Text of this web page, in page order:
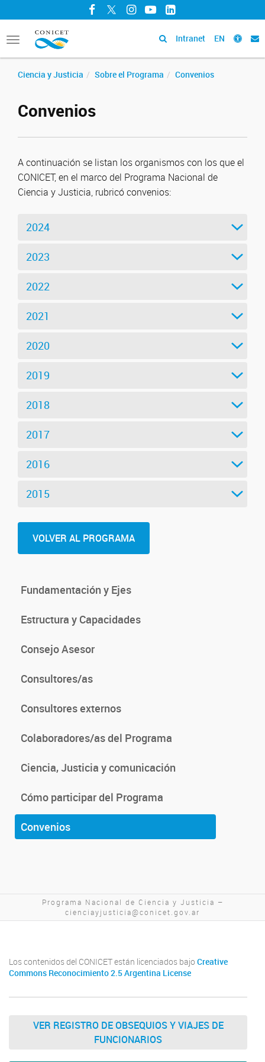
Facebook
TwitterInstagram
YouTubeLinkedIn
Toggle
navigation
Intranet EN
Ciencia y Justicia Sobre el Programa Convenios
Convenios
A continuación se listan los organismos con los que el
CONICET, en el marco del Programa Nacional de
Ciencia y Justicia, rubricó convenios:
2024
2023
2022
2021
2020
2019
2018
2017
2016
2015
VOLVER AL PROGRAMA
Fundamentación y Ejes
Estructura y Capacidades
Consejo Asesor
Consultores/as
Consultores externos
Colaboradores/as del Programa
Ciencia, Justicia y comunicación
Cómo participar del Programa
Convenios
Programa Nacional de Ciencia y Justicia –
cienciayjusticia@conicet.gov.ar
Los contenidos del CONICET están licenciados bajo Creative
Commons Reconocimiento 2.5 Argentina License
VER REGISTRO DE OBSEQUIOS Y VIAJES DE
FUNCIONARIOS